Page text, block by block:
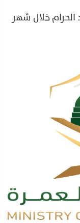
الحرام خلال شهر